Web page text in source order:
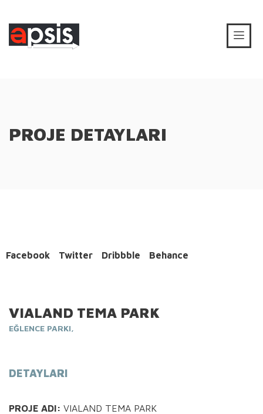
PROJE DETAYLARI
Facebook Twitter Dribbble Behance
VIALAND TEMA PARK
EĞLENCE PARKI,
DETAYLARI
PROJE ADI: VIALAND TEMA PARK